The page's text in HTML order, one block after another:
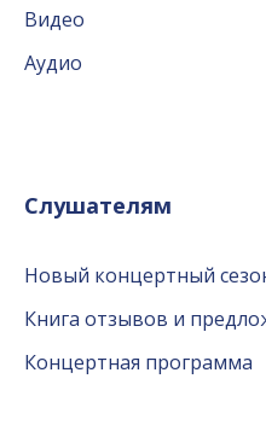
Видео
Аудио
Слушателям
Новый концертный
Книга отзывов и
Концертная программа